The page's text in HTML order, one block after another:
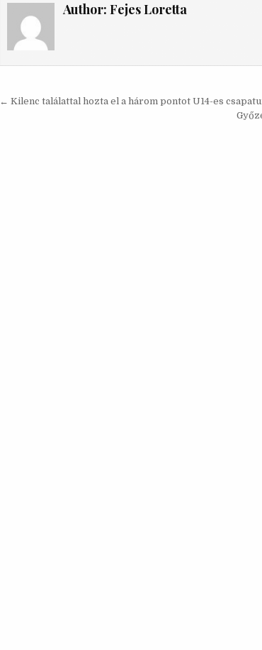
Author: Fejes Loretta
Bejegyzés
← Kilenc találattal hozta el a három pontot U14-es